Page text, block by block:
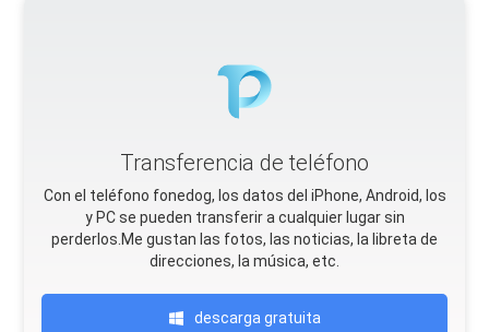
Transferencia de teléfono
Con el teléfono fonedog, los datos del iPhone, Android, Ios
y PC se pueden transferir a cualquier lugar sin
perderlos.Me gustan las fotos, las noticias, la libreta de
direcciones, la música, etc.
descarga gratuita